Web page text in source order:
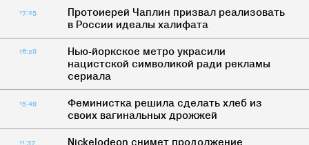
17:25
Протоиерей Чаплин призвал реализовать
в России идеалы халифата
16:28
Нью-йоркское метро украсили
нацистской символикой ради рекламы
сериала
15:49
Феминистка решила сделать хлеб из
своих вагинальных дрожжей
11:37
Nickelodeon снимет продолжение